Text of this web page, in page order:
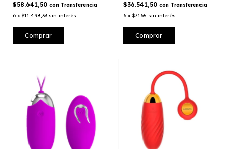
$58.641,50 con Transferencia
6 x $11.498,33 sin interés
$36.541,50 con Transferencia
6 x $7.165 sin interés